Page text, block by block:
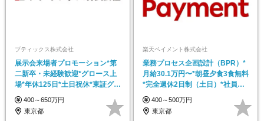
ブティックス株式会社
展示会来場者プロモーション*第
二新卒・未経験歓迎*グロース上
場*年休125日*土日祝休*東証グロ
ース上場
400～650万円
東京都
楽天ペイメント株式会社
業務プロセス企画設計（BPR）*
月給30.1万円〜*朝昼夕食3食無料
*完全週休2日制（土日）*社員持
株会
400～500万円
東京都